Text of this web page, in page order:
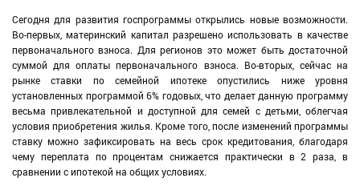
Сегодня для развития госпрограммы открылись новые возможности.
Во-первых, материнский капитал разрешено использовать в качестве
первоначального взноса. Для регионов это может быть достаточной
суммой для оплаты первоначального взноса. Во-вторых, сейчас на
рынке ставки по семейной ипотеке опустились ниже уровня
установленных программой 6% годовых, что делает данную программу
весьма привлекательной и доступной для семей с детьми, облегчая
условия приобретения жилья. Кроме того, после изменений программы
ставку можно зафиксировать на весь срок кредитования, благодаря
чему переплата по процентам снижается практически в 2 раза, в
сравнении с ипотекой на общих условиях.